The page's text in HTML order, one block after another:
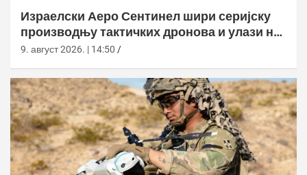
Израелски Аеро Сентинел шири серијску
производњу тактичких дронова и улази на
нова тржишта
9. август 2026. | 14:50